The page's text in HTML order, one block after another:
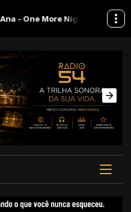
More NightMenos conversa,